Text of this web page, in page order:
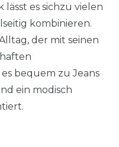
es sichzu vielen
kombinieren.
der mit seinen
bequem zu Jeans
ein modisch